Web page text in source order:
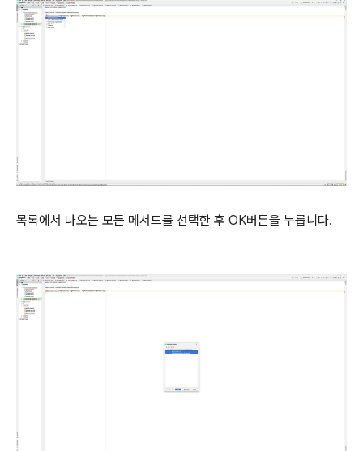
목록에서 나오는 모든 메서드를 선택한 후 OK버튼을 누릅니다.